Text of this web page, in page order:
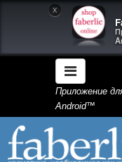
X
Приложение
Android™